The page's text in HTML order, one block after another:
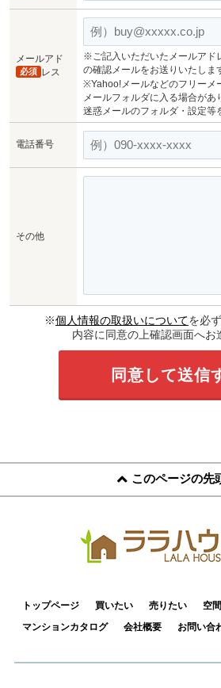
メールアド
レス
必須
※ご記入いただいたメールアド
の確認メールをお送りいたしま
※Yahoo!メールなどのフリーメ
メールフォルダに入る場合があ
迷惑メールのフォルダ・設定等
電話番号
その他
※個人情報の取扱いについてを必
内容に同意の上確認画面へお
このページの先
トップページ 買いたい 売りたい
空
マンションカタログ
会社概要 お問い合